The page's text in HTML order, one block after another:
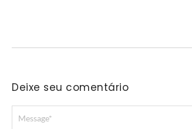
Deixe seu comentário